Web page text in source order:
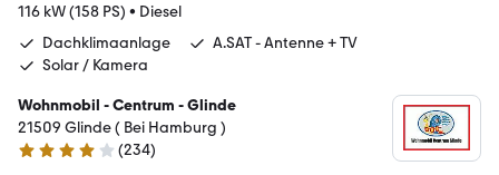
116 kW (158 PS) • Diesel
Dachklimaanlage
A.SAT - Antenne + TV
Solar / Kamera
Wohnmobil - Centrum - Glinde
21509 Glinde ( Bei Hamburg )
4.1 Sterne
(234)